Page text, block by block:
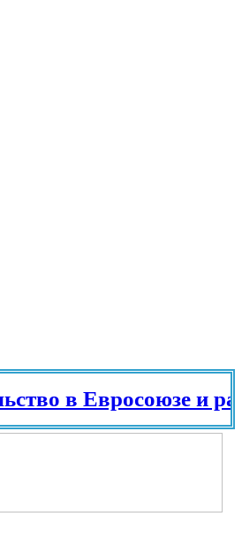
в Евросоюзе и